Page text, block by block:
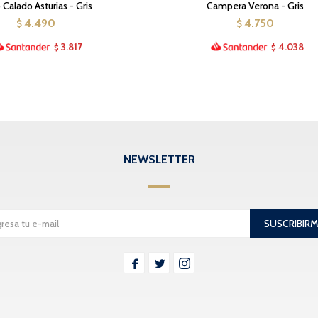
Calado Asturias - Gris
$ 4.490
$ 3.817
Campera Verona - Gris
$ 4.750
$ 4.038
NEWSLETTER
  